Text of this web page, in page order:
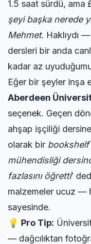
1.5 saat sürdü, ama
şeyi başka nerede
Mehmet. Haklıydı —
dersleri bir anda
kadar az
Eğer bir şeyler inşa
Aberdeen
seçenek. Geçen
ahşap işçiliği
olarak bir bookshelf
mühendisliği
fazlasını öğretti’
malzemeler ucuz —
sayesinde.
💡 Pro Tip:
— dağcılıktan